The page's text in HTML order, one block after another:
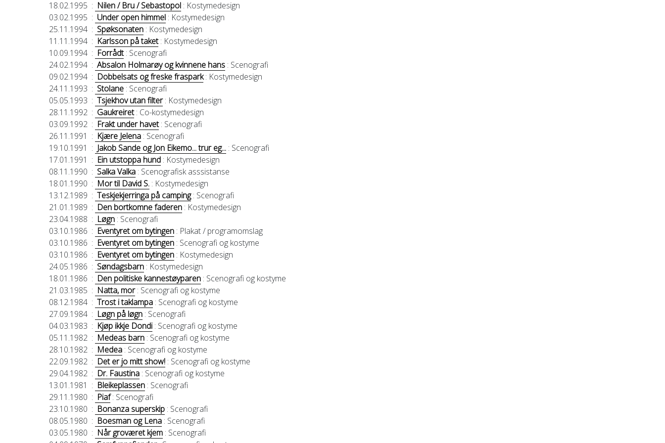
18.02.1995 : Nilen / Bru / Sebastopol : Kostymedesign
03.02.1995 : Under open himmel : Kostymedesign
25.11.1994 : Spøksonaten : Kostymedesign
11.11.1994 : Karlsson på taket: Kostymedesign
10.09.1994 : Forrådt: Scenografi
24.02.1994 : Absalon Holmarøy og kvinnene hans : Scenografi
09.02.1994 : Dobbelsats og freske fraspark: Kostymedesign
24.11.1993 : Stolane : Scenografi
05.05.1993 : Tsjekhov utan filter: Kostymedesign
28.11.1992 : Gaukreiret: Co-kostymedesign
03.09.1992 : Frakt under havet: Scenografi
26.11.1991 : Kjære Jelena : Scenografi
19.10.1991 : Jakob Sande og Jon Eikemo... trur eg... : Scenografi
17.01.1991 : Ein utstoppa hund : Kostymedesign
08.11.1990 : Salka Valka : Scenografisk asssistanse
18.01.1990 : Mor til David S. : Kostymedesign
13.12.1989 : Teskjekjerringa på camping: Scenografi
21.01.1989 : Den bortkomne faderen : Kostymedesign
23.04.1988 : Løgn : Scenografi
03.10.1986 : Eventyret om bytingen : Plakat / programomslag
03.10.1986 : Eventyret om bytingen : Scenografi og kostyme
03.10.1986 : Eventyret om bytingen : Kostymedesign
24.05.1986 : Søndagsbarn : Kostymedesign
18.01.1986 : Den politiske kannestøyparen : Scenografi og kostyme
21.03.1985 : Natta, mor: Scenografi og kostyme
08.12.1984 : Trost i taklampa : Scenografi og kostyme
27.09.1984 : Løgn på løgn : Scenografi
04.03.1983 : Kjøp ikkje Dondi : Scenografi og kostyme
05.11.1982 : Medeas barn : Scenografi og kostyme
28.10.1982 : Medea : Scenografi og kostyme
22.09.1982 : Det er jo mitt show! : Scenografi og kostyme
29.04.1982 : Dr. Faustina : Scenografi og kostyme
13.01.1981 : Bleikeplassen : Scenografi
29.11.1980 : Piaf: Scenografi
23.10.1980 : Bonanza superskip : Scenografi
08.05.1980 : Boesman og Lena : Scenografi
03.05.1980 : Når groværet kjem : Scenografi